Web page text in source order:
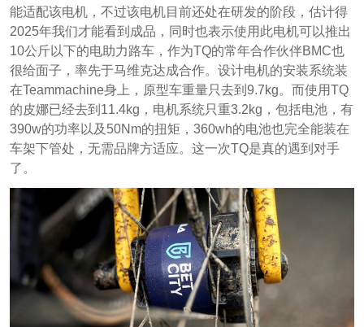
能适配该电机，不过该电机目前还处在研发的阶段，估计得
2025年我们才能看到成品，同时也表示使用此电机可以推出
10公斤以下的电助力路车，作为TQ的常年合作伙伴BMC也
很给面子，率先于马维克达成合作。设计电机的安装系统装
在Teammachine身上，原型车重量只去到9.7kg。而使用TQ
的皮娜已经去到11.4kg，电机系统只重3.2kg，包括电池，有
390w的功率以及50Nm的扭矩，360wh的电池也完全能装在
车架下管处，无需品牌方适应。这一次TQ是真的遇到对手
了。